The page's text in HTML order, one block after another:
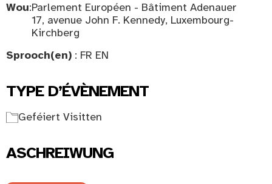
Wou:Parlement Européen - Bâtiment Adenauer
17, avenue John F. Kennedy, Luxembourg-
Kirchberg
Sprooch(en) : FR EN
TYPE D’ÉVÈNEMENT
Geféiert Visitten
ASCHREIWUNG